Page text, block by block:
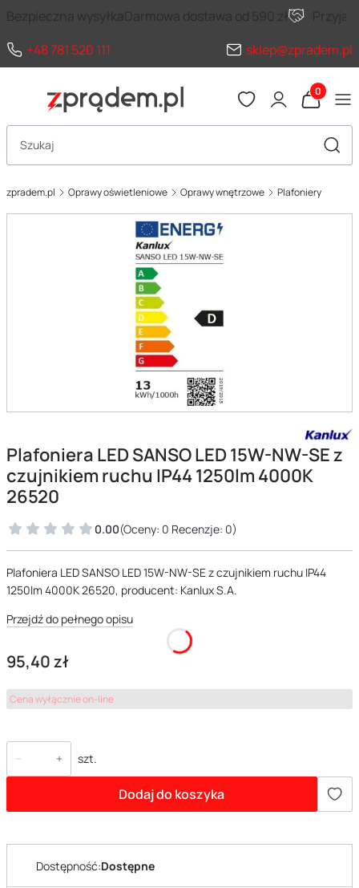
Bezpieczna wysyłkaDarmowa dostawa od 590 zł
+48 781 520 111
sklep@zpradem.pl
Produkty
Otwórz wyszukiwarkę
zpradem.pl Oprawy oświetleniowe Oprawy wnętrzowe Plafoniery
Plafoniera LED SANSO LED 15W-NW-SE z
czujnikiem ruchu IP44 1250lm 4000K
26520
0.00(Oceny: 0 Recenzje: 0)
Plafoniera LED SANSO LED 15W-NW-SE z czujnikiem ruchu IP44
1250lm 4000K 26520, producent: Kanlux S.A.
Przejdź do pełnego opisu
Cena
95,40 zł
Cena wyłącznie on-line
szt.
Dodaj do koszyka
Dostępność:Dostępne